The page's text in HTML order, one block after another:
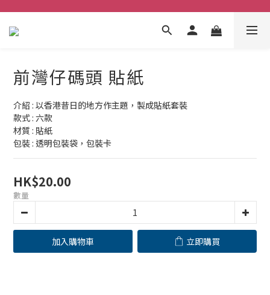
前灣仔碼頭 貼紙
介紹 : 以香港昔日的地方作主題，製成貼紙套裝
款式 : 六款
材質 : 貼紙
包裝 : 透明包裝袋，包裝卡
HK$20.00
數量
加入購物車 立即購買